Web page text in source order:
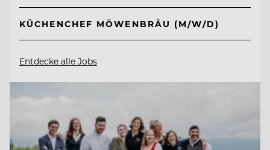
KÜCHENCHEF MÖWENBRÄU (M/W/D)
Entdecke alle Jobs